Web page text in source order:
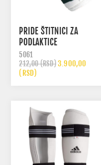
PRIDE ŠTITNICI ZA
PODLAKTICE
5061
212,00 (RSD)3.900,00
(RSD)